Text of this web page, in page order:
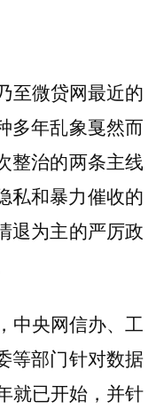
至微贷网最近的
多年乱象戛然而
整治的两条主线
和暴力催收的
退为主的严厉政
中央网信办、工
等部门针对数据
就已开始，并针